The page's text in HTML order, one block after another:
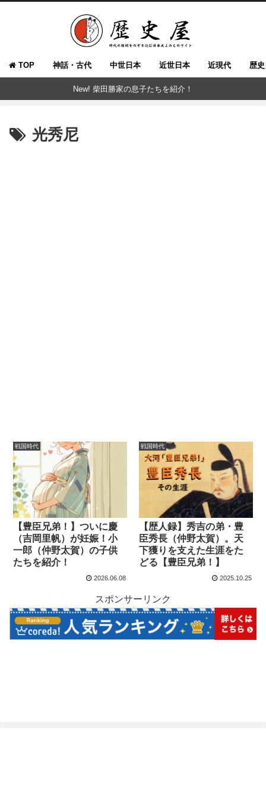
TOP 神話・古代 中世日本 近世日本 近現代 歴
New! 柴田勝家の息子たちを紹介！
光秀尼
戦国時代
【豊臣兄弟！】ついに慶
（吉岡里帆）が妊娠！小
一郎（仲野太賀）の子供
たちを紹介！
2026.06.08
戦国時代
【歴人録】秀吉の弟・豊
臣秀長（仲野太賀）。天
下獲りを支えた生涯をた
どる【豊臣兄弟！】
2025.10.25
スポンサーリンク